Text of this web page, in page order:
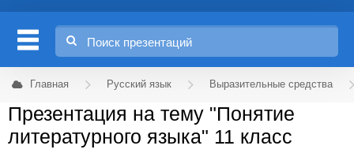
Главная Русский язык Выразительные средства
Презентация на тему "Понятие
литературного языка" 11 класс